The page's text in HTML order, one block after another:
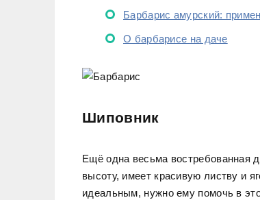
Барбарис амурский:
О барбарисе на даче
Шиповник
Ещё одна весьма востребованная
высоту, имеет красивую листву и
идеальным, нужно ему помочь в